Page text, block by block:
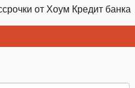
от Хоум Кредит банка